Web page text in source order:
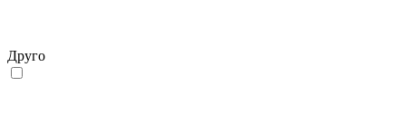
Друго